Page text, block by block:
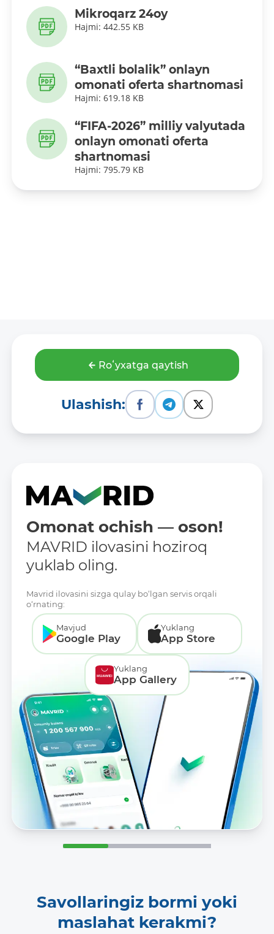
Mikroqarz 24oy
Hajmi: 442.55 KB
“Baxtli bolalik” onlayn
omonati oferta shartnomasi
Hajmi: 619.18 KB
“FIFA-2026” milliy valyutada
onlayn omonati oferta
shartnomasi
Hajmi: 795.79 KB
Roʻyxatga qaytish
Ulashish:
Omonat ochish — oson!
MAVRID ilovasini hoziroq
yuklab oling.
Mavrid ilovasini sizga qulay bo‘lgan servis orqali
o‘rnating:
Mavjud
Google Play
Yuklang
App Store
Yuklang
App Gallery
Savollaringiz bormi yoki
maslahat kerakmi?